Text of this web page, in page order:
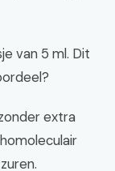
van 5 ml. Dit
extra